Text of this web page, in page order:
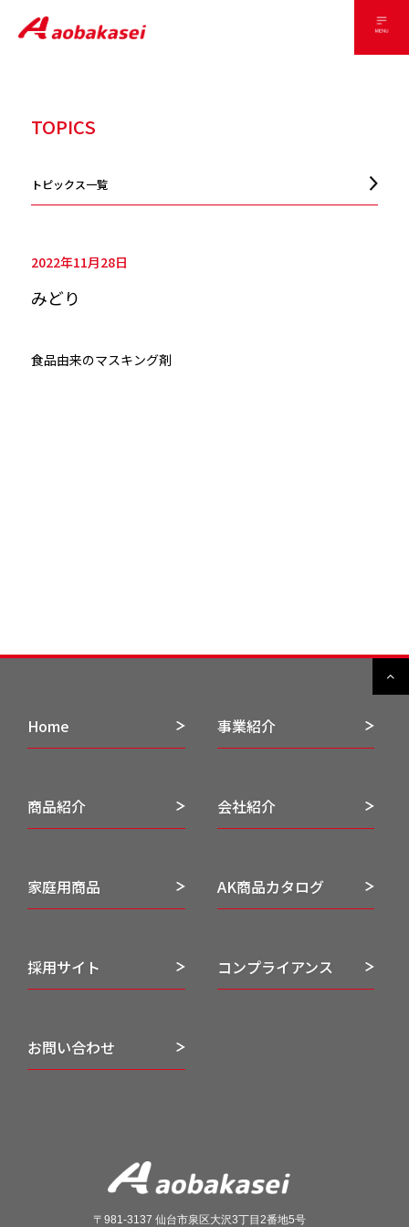
TOPICS
トピックス一覧
2022年11月28日
みどり
食品由来のマスキング剤
Home 事業紹介
商品紹介 会社紹介
家庭用商品 AK商品カタログ
採用サイト コンプライアンス
お問い合わせ
〒981-3137 仙台市泉区大沢3丁目2番地5号